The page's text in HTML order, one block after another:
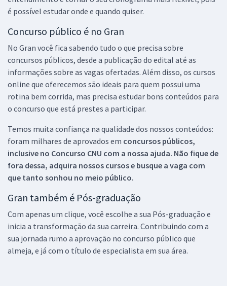
é possível estudar onde e quando quiser.
Concurso público é no Gran
No Gran você fica sabendo tudo o que precisa sobre
concursos públicos, desde a publicação do edital até as
informações sobre as vagas ofertadas. Além disso, os cursos
online que oferecemos são ideais para quem possui uma
rotina bem corrida, mas precisa estudar bons conteúdos para
o concurso que está prestes a participar.
Temos muita confiança na qualidade dos nossos conteúdos:
foram milhares de aprovados em concursos públicos,
inclusive no Concurso CNU com a nossa ajuda. Não fique de
fora dessa, adquira nossos cursos e busque a vaga com
que tanto sonhou no meio público.
Gran também é Pós-graduação
Com apenas um clique, você escolhe a sua Pós-graduação e
inicia a transformação da sua carreira. Contribuindo com a
sua jornada rumo a aprovação no concurso público que
almeja, e já com o título de especialista em sua área.